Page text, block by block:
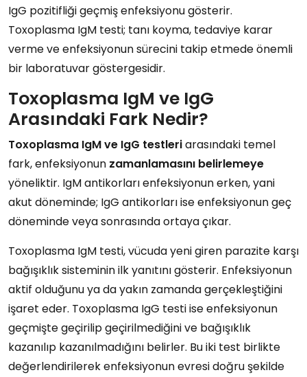
IgG pozitifliği geçmiş enfeksiyonu gösterir.
Toxoplasma IgM testi; tanı koyma, tedaviye karar
verme ve enfeksiyonun sürecini takip etmede önemli
bir laboratuvar göstergesidir.
Toxoplasma IgM ve IgG
Arasındaki Fark Nedir?
Toxoplasma IgM ve IgG testleriarasındaki temel
fark, enfeksiyonun zamanlamasını belirlemeye
yöneliktir. IgM antikorları enfeksiyonun erken, yani
akut döneminde; IgG antikorları ise enfeksiyonun geç
döneminde veya sonrasında ortaya çıkar.
Toxoplasma IgM testi, vücuda yeni giren parazite karşı
bağışıklık sisteminin ilk yanıtını gösterir. Enfeksiyonun
aktif olduğunu ya da yakın zamanda gerçekleştiğini
işaret eder. Toxoplasma IgG testi ise enfeksiyonun
geçmişte geçirilip geçirilmediğini ve bağışıklık
kazanılıp kazanılmadığını belirler. Bu iki test birlikte
değerlendirilerek enfeksiyonun evresi doğru şekilde